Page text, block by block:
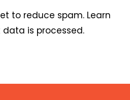
to reduce spam. Learn
is processed.